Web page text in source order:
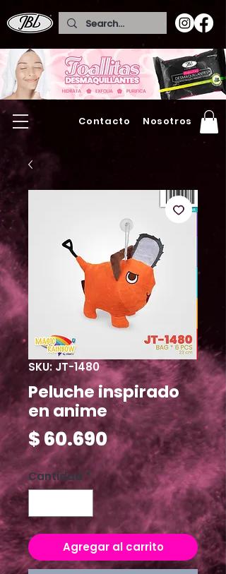
Contacto Nosotros
SKU: JT-1480
Peluche inspirado
en anime
$ 60.690Precio
Cantidad *
Agregar al carrito